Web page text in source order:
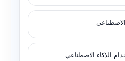
الذكاء الاصطناعي